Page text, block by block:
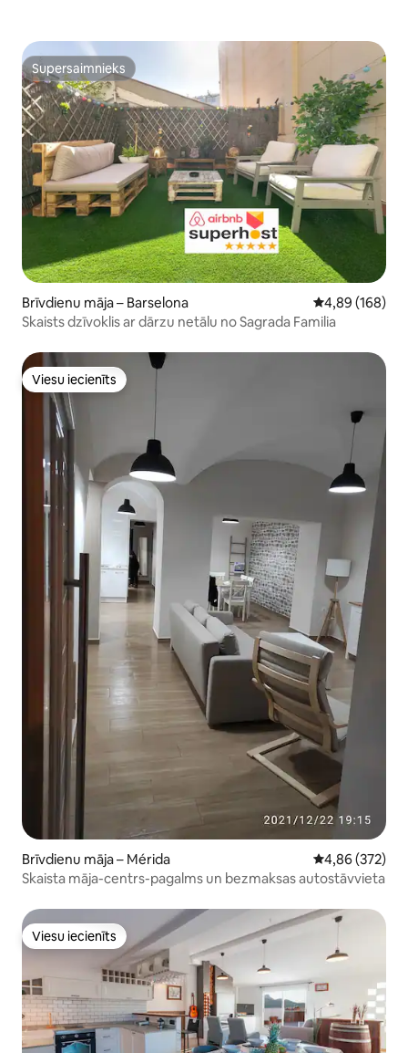
Supersaimnieks
Supersaimnieks
Brīvdienu māja – Barselona Vidējais
4,89 (168)
Skaists dzīvoklis ar dārzu netālu no Sagrada Familia
Viesu iecienīts
Viesu iecienīts
Brīvdienu māja – Mérida Vidējais
4,86 (372)
Skaista māja-centrs-pagalms un bezmaksas autostāvvieta
Viesu iecienīts
Viesu iecienīts